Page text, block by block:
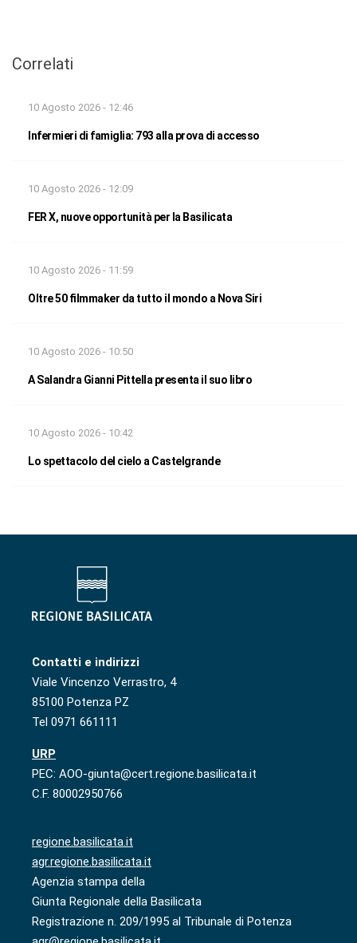
Correlati
10 Agosto 2026 - 12:46
Infermieri di famiglia: 793 alla prova di accesso
10 Agosto 2026 - 12:09
FER X, nuove opportunità per la Basilicata
10 Agosto 2026 - 11:59
Oltre 50 filmmaker da tutto il mondo a Nova Siri
10 Agosto 2026 - 10:50
A Salandra Gianni Pittella presenta il suo libro
10 Agosto 2026 - 10:42
Lo spettacolo del cielo a Castelgrande
Contatti e indirizzi
Viale Vincenzo Verrastro, 4
85100 Potenza PZ
Tel 0971 661111
URP
PEC: AOO-giunta@cert.regione.basilicata.it
C.F. 80002950766
regione.basilicata.it
agr.regione.basilicata.it
Agenzia stampa della
Giunta Regionale della Basilicata
Registrazione n. 209/1995 al Tribunale di Potenza